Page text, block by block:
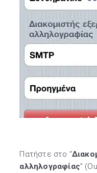
Πατήστε στο “
αλληλογραφίας”